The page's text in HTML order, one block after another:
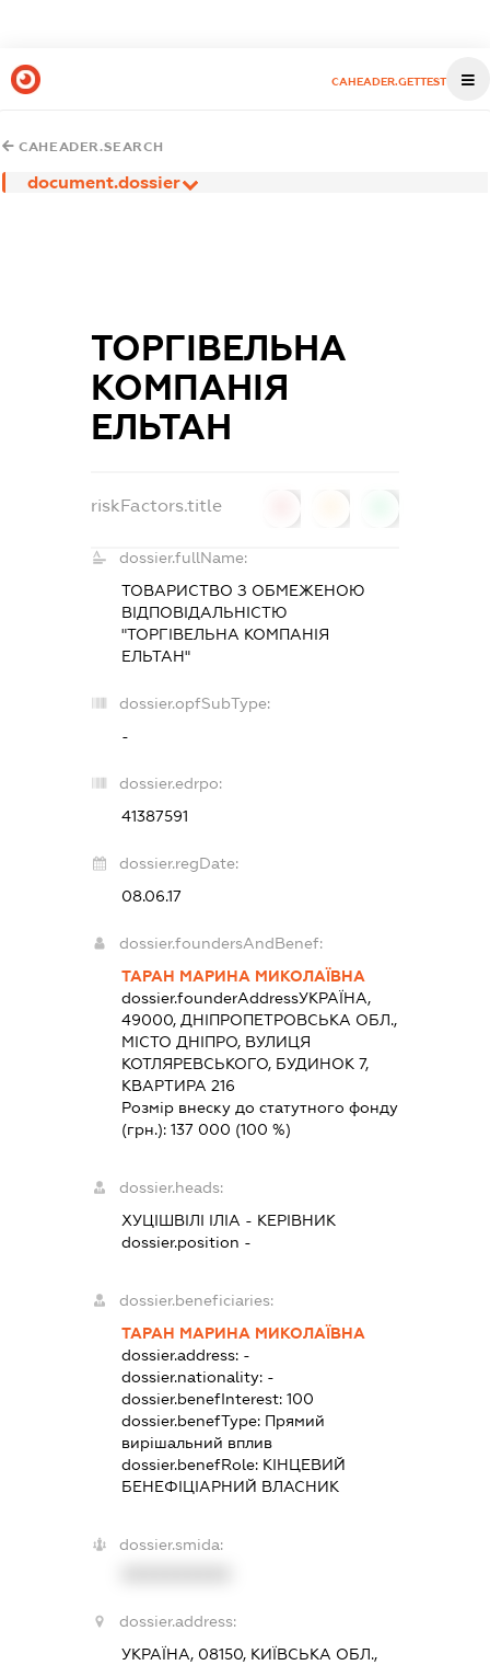
CAHEADER.GETTEST
CAHEADER.SEARCH
document.dossier
ТОРГІВЕЛЬНА
КОМПАНІЯ
ЕЛЬТАН
riskFactors.title
dossier.fullName:
ТОВАРИСТВО З ОБМЕЖЕНОЮ
ВІДПОВІДАЛЬНІСТЮ
"ТОРГІВЕЛЬНА КОМПАНІЯ
ЕЛЬТАН"
dossier.opfSubType:
-
dossier.edrpo:
41387591
dossier.regDate:
08.06.17
dossier.foundersAndBenef:
ТАРАН МАРИНА МИКОЛАЇВНА
dossier.founderAddressУКРАЇНА,
49000, ДНІПРОПЕТРОВСЬКА ОБЛ.,
МІСТО ДНІПРО, ВУЛИЦЯ
КОТЛЯРЕВСЬКОГО, БУДИНОК 7,
КВАРТИРА 216
Розмір внеску до статутного фонду
(грн.):137 000 (100 %)
dossier.heads:
ХУЦІШВІЛІ ІЛІА - КЕРІВНИК
dossier.position -
dossier.beneficiaries:
ТАРАН МАРИНА МИКОЛАЇВНА
dossier.address: -
dossier.nationality: -
dossier.benefInterest:100
dossier.benefType: Прямий
вирішальний вплив
dossier.benefRole: КІНЦЕВИЙ
БЕНЕФІЦІАРНИЙ ВЛАСНИК
dossier.smida:
dossier.address:
УКРАЇНА, 08150, КИЇВСЬКА ОБЛ.,